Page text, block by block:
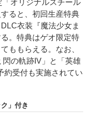
オリジナルスチール
ると、初回生産特典
衣装『魔法少女ま
。特典はゲオ限定特
ももらえる。なお、
閃の軌跡IV」と「英雄
約受付も実施されてい
」付き